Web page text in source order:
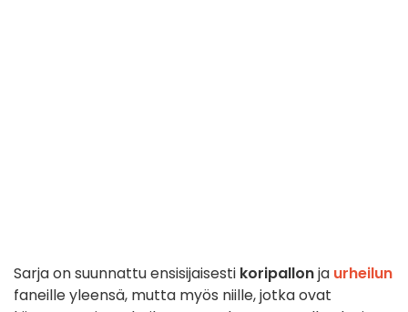
Sarja on suunnattu ensisijaisesti koripallonja urheilun
faneille yleensä, mutta myös niille, jotka ovat